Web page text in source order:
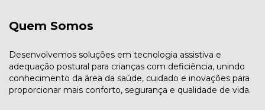
Quem Somos
Desenvolvemos soluções em tecnologia assistiva e
adequação postural para crianças com deficiência, unindo
conhecimento da área da saúde, cuidado e inovações para
proporcionar mais conforto, segurança e qualidade de vida.